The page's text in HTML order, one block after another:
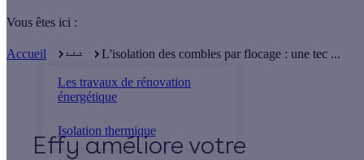
Vous êtes ici :
Accueil . . .
Les travaux de rénovation
énergétique
Isolation thermique
L'isolation des combles par flocage : une tec ...
Effy